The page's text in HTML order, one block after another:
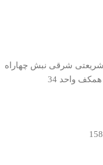
شریعتی شرقی نبش چهاراه
واحد 34